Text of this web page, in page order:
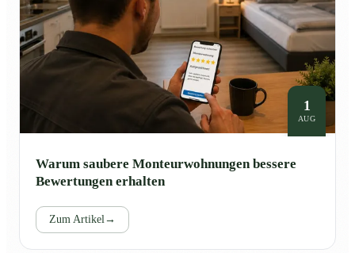
1
AUG
Warum saubere Monteurwohnungen bessere
Bewertungen erhalten
Zum Artikel →